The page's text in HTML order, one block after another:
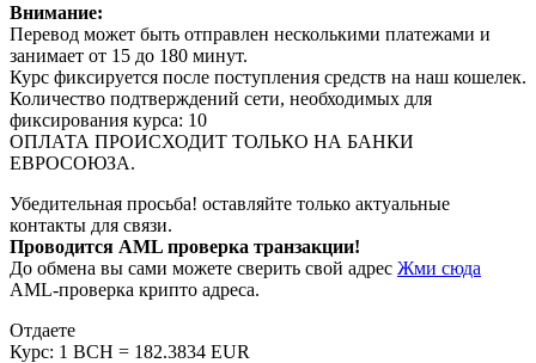
Внимание:
Перевод может быть отправлен несколькими платежами и
занимает от 15 до 180 минут.
Курс фиксируется после поступления средств на наш кошелек.
Количество подтверждений сети, необходимых для
фиксирования курса: 10
ОПЛАТА ПРОИСХОДИТ ТОЛЬКО НА БАНКИ
ЕВРОСОЮЗА.
Убедительная просьба! оставляйте только актуальные
контакты для связи.
Проводится AML проверка транзакции!
До обмена вы сами можете сверить свой адрес Жми сюда
AML-проверка крипто адреса.
Отдаете
Курс: 1 BCH = 182.3834 EUR